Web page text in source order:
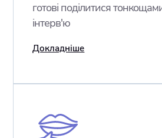
готові поділитися
інтерв'ю
Докладніше